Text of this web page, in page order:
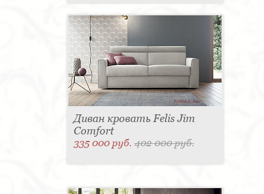
Диван кровать Felis Jim
Comfort
335 000 руб.402 000 руб.